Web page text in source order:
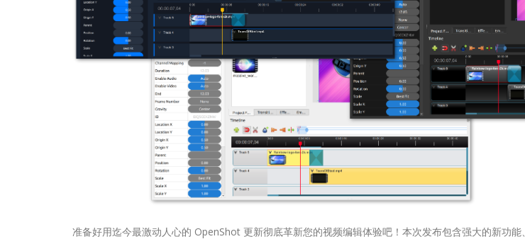
准备好用迄今最激动人心的 OpenShot 更新彻底革新您的视频编辑体验吧！本次发布包含强大的新功